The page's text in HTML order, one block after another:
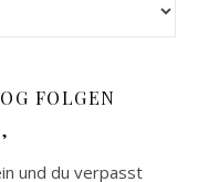
FOLGEN
und du verpasst